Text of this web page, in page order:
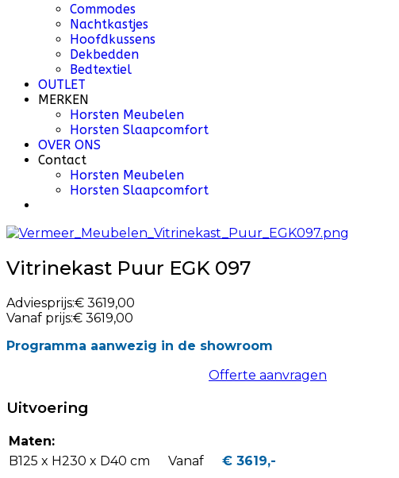
Commodes
Nachtkastjes
Hoofdkussens
Dekbedden
Bedtextiel
OUTLET
MERKEN
Horsten Meubelen
Horsten Slaapcomfort
OVER ONS
Contact
Horsten Meubelen
Horsten Slaapcomfort
Vitrinekast Puur EGK 097
Adviesprijs:€ 3619,00
Vanaf prijs:€ 3619,00
Programma aanwezig in de showroom
Offerte aanvragen
Uitvoering
Maten:
B125 x H230 x D40 cm
Vanaf € 3619,-